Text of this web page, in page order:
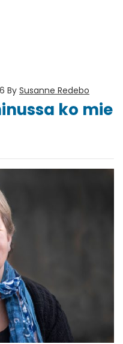
By Susanne Redebo
ko mie